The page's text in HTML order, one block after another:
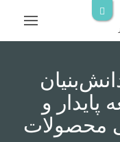
پایدار و
محصولات